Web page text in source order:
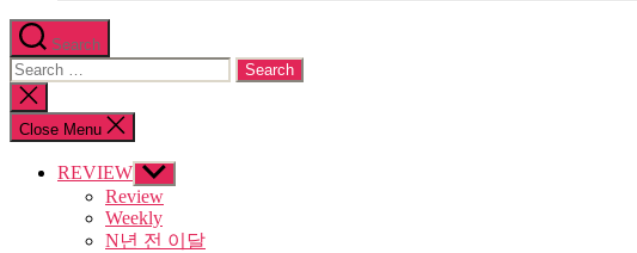
Search
Search
for:
Close
search
Close Menu
REVIEW Show
sub
menu
Review
Weekly
N년 전 이달